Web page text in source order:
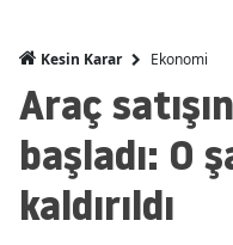
Kesin Karar Ekonomi
Araç
başladı: O
kaldırıldı